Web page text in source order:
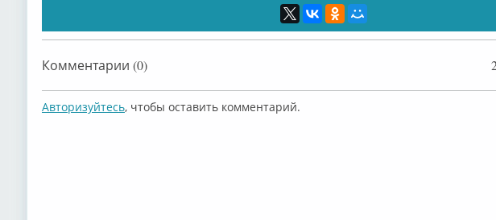
Комментарии (0)
Авторизуйтесь, чтобы оставить комментарий.